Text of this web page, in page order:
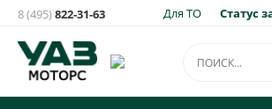
Для ТО Статус
8 (495)822-31-63
Уведомить о появлении на
товара: